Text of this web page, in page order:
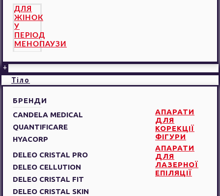
ДЛЯ
ЖІНОК
У
ПЕРІОД
МЕНОПАУЗИ
+
Тіло
БРЕНДИ
CANDELA MEDICAL
QUANTIFICARE
HYACORP
АПАРАТИ
ДЛЯ
КОРЕКЦІЇ
ФІГУРИ
DELEO CRISTAL PRO
DELEO CELLUTION
DELEO CRISTAL FIT
DELEO CRISTAL SKIN
АПАРАТИ
ДЛЯ
ЛАЗЕРНОЇ
ЕПІЛЯЦІЇ